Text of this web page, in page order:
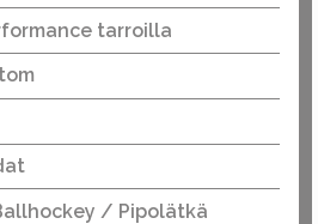
tarroilla
/ Pipolätkä